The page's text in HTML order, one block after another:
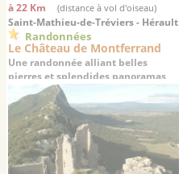
à 22 Km (distance à vol d'oiseau)
Saint-Mathieu-de-Tréviers - Hérault
Randonnées
Le Château de Montferrand
Une randonnée alliant belles
pierres et splendides panoramas